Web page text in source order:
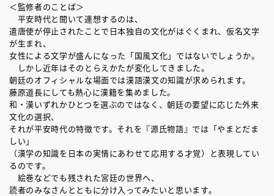
＜監修者のことば＞
平安時代と聞いて連想するのは、
遣唐使が停止されたことで日本独自の文化がはぐくまれ、仮名文字
が生まれ、
女性による文学が盛んになった「国風文化」ではないでしょうか。
しかし近年はそのとらえかたが変化してきました。
朝廷のオフィシャルな場面では漢語漢文の知識が求められます。
藤原道長にしても熱心に漢籍を集めました。
和・漢いずれかひとつを選ぶのではなく、朝廷の要望に応じた外来
文化の選択、
それが平安時代の特徴です。それを『源氏物語』では「やまとだま
しい」
（漢学の知識を日本の実情にあわせて応用する才覚）と表現してい
るのです。
絵巻などでも残された宮廷の世界へ、
読者のみなさんとともに分け入ってみたいと思います。